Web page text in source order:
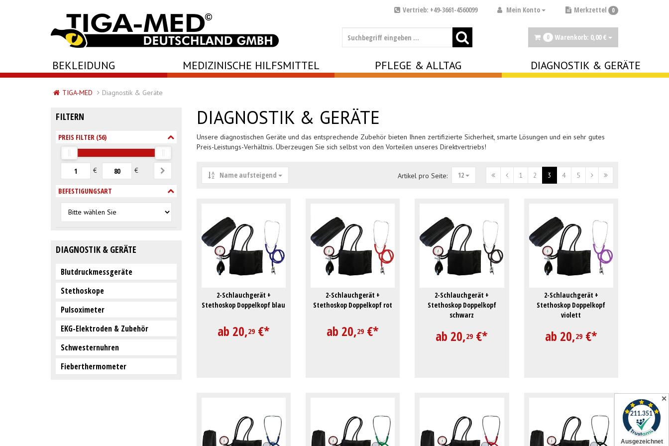
✕
Merkzettel 0
Mein Konto
Vertrieb: +49-3661-4560099
0 Warenkorb: 0,00 €
BEKLEIDUNG MEDIZINISCHE HILFSMITTEL PFLEGE & ALLTAG DIAGNOSTIK & GERÄTE
TIGA-MED Diagnostik & Geräte
FILTERN
PREIS FILTER (56)
€ €
BEFESTIGUNGSART
DIAGNOSTIK & GERÄTE
Blutdruckmessgeräte
Stethoskope
Pulsoximeter
EKG-Elektroden & Zubehör
Schwesternuhren
Fieberthermometer
DIAGNOSTIK & GERÄTE
Unsere diagnostischen Geräte und das entsprechende Zubehör bieten Ihnen zertifizierte Sicherheit, smarte Lösungen und ein sehr gutes
Preis-Leistungs-Verhältnis. Überzeugen Sie sich selbst von den Vorteilen unseres Direktvertriebs!
Name aufsteigend 1 2 3 4 5
Artikel pro Seite: 12
2-Schlauchgerät +
Stethoskop Doppelkopf blau
ab 20,29 €*
2-Schlauchgerät +
Stethoskop Doppelkopf rot
ab 20,29 €*
2-Schlauchgerät +
Stethoskop Doppelkopf
schwarz
ab 20,29 €*
2-Schlauchgerät +
Stethoskop Doppelkopf
violett
ab 20,29 €*